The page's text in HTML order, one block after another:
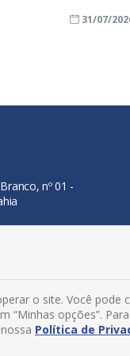
31/07/
nº 01 -
0016
o site. Você pode
“Minhas opções”.
Política de